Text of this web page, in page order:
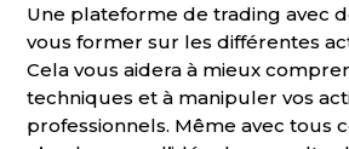
Une plateforme de trading avec
vous former sur les différentes
Cela vous aidera à mieux
techniques et à manipuler vos
professionnels. Même avec tous